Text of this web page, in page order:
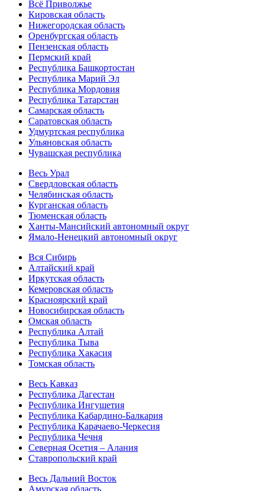
Всё Приволжье
Кировская область
Нижегородская область
Оренбургская область
Пензенская область
Пермский край
Республика Башкортостан
Республика Марий Эл
Республика Мордовия
Республика Татарстан
Самарская область
Саратовская область
Удмуртская республика
Ульяновская область
Чувашская республика
Весь Урал
Свердловская область
Челябинская область
Курганская область
Тюменская область
Ханты-Мансийский автономный округ
Ямало-Ненецкий автономный округ
Вся Сибирь
Алтайский край
Иркутская область
Кемеровская область
Красноярский край
Новосибирская область
Омская область
Республика Алтай
Республика Тыва
Республика Хакасия
Томская область
Весь Кавказ
Республика Дагестан
Республика Ингушетия
Республика Кабардино-Балкария
Республика Карачаево-Черкесия
Республика Чечня
Северная Осетия – Алания
Ставропольский край
Весь Дальний Восток
Амурская область